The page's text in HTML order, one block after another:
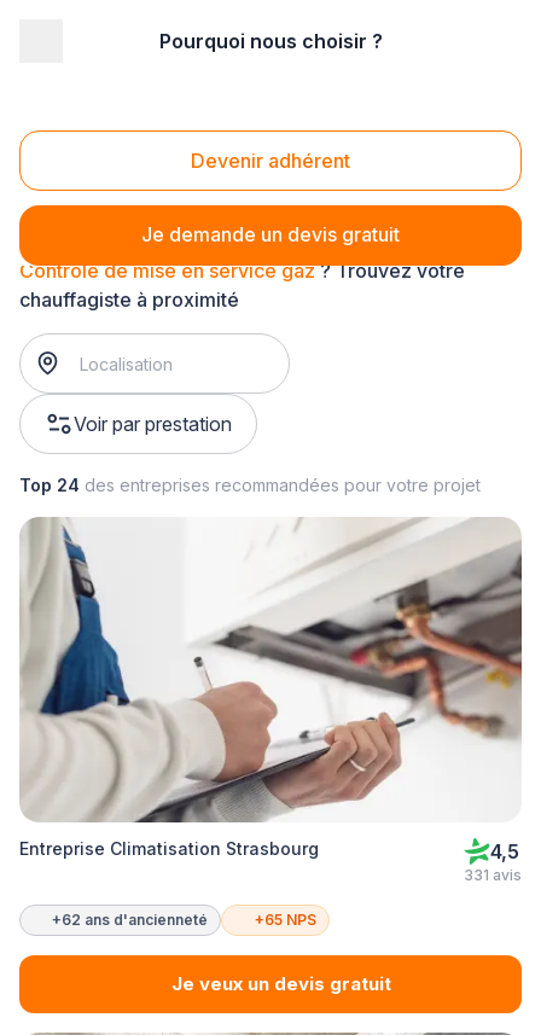
Pourquoi nous choisir ?
Devenir adhérent
Je demande un devis gratuit
Contrôle de mise en service gaz
Contrôle de mise en service gaz? Trouvez votre
chauffagiste à proximité
Voir par prestation
Top 24 des entreprises recommandées pour votre projet
Entreprise Climatisation Strasbourg 4,5
331 avis
+62 ans d'ancienneté +65 NPS
Je veux un devis gratuit